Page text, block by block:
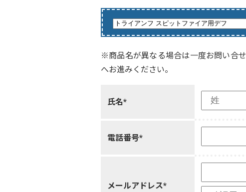
※商品名が異なる場合は一度お問い合
へお進みください。
氏名*
電話番号*
メールアドレス*